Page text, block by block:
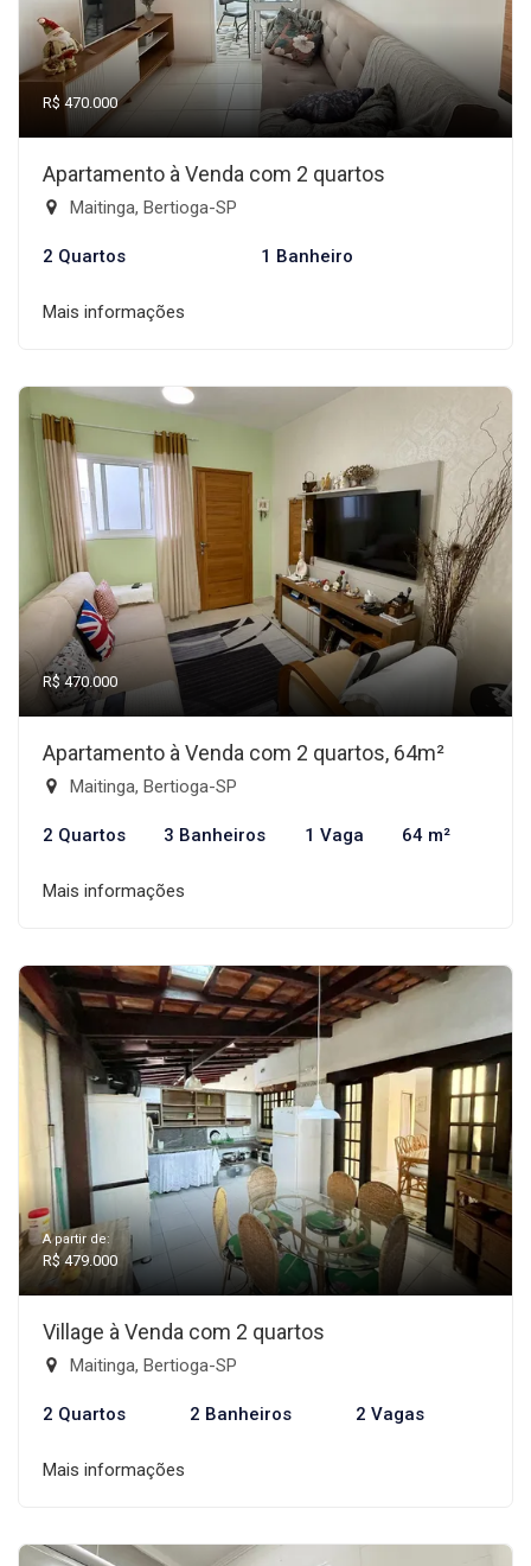
R$ 470.000
Apartamento à Venda com 2 quartos
Maitinga, Bertioga-SP
2 Quartos 1 Banheiro
Mais informações
R$ 470.000
Apartamento à Venda com 2 quartos, 64m²
Maitinga, Bertioga-SP
2 Quartos 3 Banheiros 1 Vaga 64 m²
Mais informações
A partir de:
R$ 479.000
Village à Venda com 2 quartos
Maitinga, Bertioga-SP
2 Quartos 2 Banheiros 2 Vagas
Mais informações